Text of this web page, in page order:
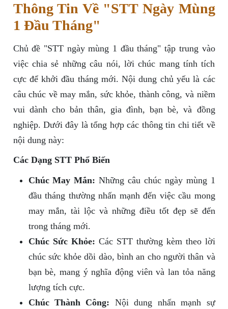
Thông Tin Về "STT Ngày Mùng
1 Đầu Tháng"
Chủ đề "STT ngày mùng 1 đầu tháng" tập trung vào
việc chia sẻ những câu nói, lời chúc mang tính tích
cực để khởi đầu tháng mới. Nội dung chủ yếu là các
câu chúc về may mắn, sức khỏe, thành công, và niềm
vui dành cho bản thân, gia đình, bạn bè, và đồng
nghiệp. Dưới đây là tổng hợp các thông tin chi tiết về
nội dung này:
Các Dạng STT Phổ Biến
Chúc May Mắn: Những câu chúc ngày mùng 1
đầu tháng thường nhấn mạnh đến việc cầu mong
may mắn, tài lộc và những điều tốt đẹp sẽ đến
trong tháng mới.
Chúc Sức Khỏe: Các STT thường kèm theo lời
chúc sức khỏe dồi dào, bình an cho người thân và
bạn bè, mang ý nghĩa động viên và lan tỏa năng
lượng tích cực.
Chúc Thành Công: Nội dung nhấn mạnh sự